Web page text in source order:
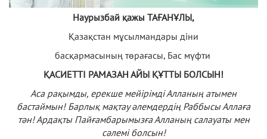
Наурызбай қажы ТАҒАНҰЛЫ,
Қазақстан мұсылмандары діни
басқармасының төрағасы, Бас мүфти
ҚАСИЕТТІ РАМАЗАН АЙЫ ҚҰТТЫ БОЛСЫН!
Аса рақымды, ерекше мейірімді Алланың атымен
бастаймын! Барлық мақтау әлемдердің Раббысы Аллаға
тән! Ардақты Пайғамбарымызға Алланың салауаты мен
сәлемі болсын!